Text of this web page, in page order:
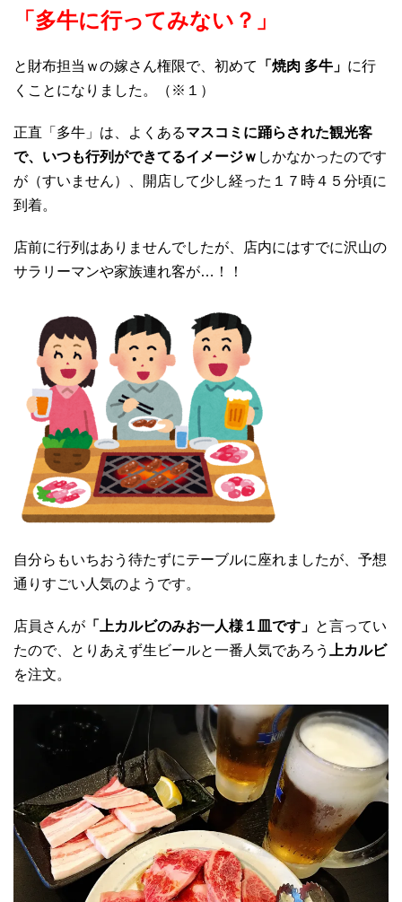
「多牛に行ってみない？」
と財布担当ｗの嫁さん権限で、初めて 「焼肉 多牛」 に行
くことになりました。（※１）
正直「多牛」は、よくあるマスコミに踊らされた観光客
で、いつも行列ができてるイメージｗ しかなかったのです
が（すいません）、開店して少し経った１７時４５分頃に
到着。
店前に行列はありませんでしたが、店内にはすでに沢山の
サラリーマンや家族連れ客が…！！
自分らもいちおう待たずにテーブルに座れましたが、予想
通りすごい人気のようです。
店員さんが 「上カルビのみお一人様１皿です」 と言ってい
たので、とりあえず生ビールと一番人気であろう
上カルビ
を注文。